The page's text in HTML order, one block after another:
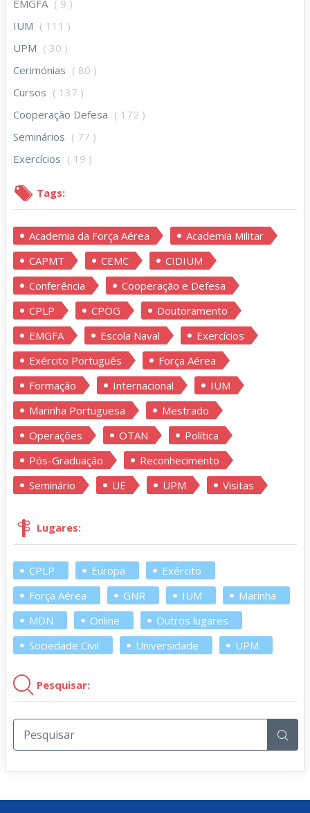
EMGFA ( 9 )
IUM ( 111 )
UPM ( 30 )
Cerimónias ( 80 )
Cursos ( 137 )
Cooperação Defesa ( 172 )
Seminários ( 77 )
Exercícios ( 19 )
Tags:
Academia da Força Aérea
Academia Militar
CAPMT
CEMC
CIDIUM
Conferência
Cooperação e Defesa
CPLP
CPOG
Doutoramento
EMGFA
Escola Naval
Exercícios
Exército Português
Força Aérea
Formação
Internacional
IUM
Marinha Portuguesa
Mestrado
Operações
OTAN
Política
Pós-Graduação
Reconhecimento
Seminário
UE UPM Visitas
Lugares:
CPLP Europa
Exército
Força Aérea
GNR IUM
Marinha
MDN
Online
Outros lugares
Sociedade Civil
Universidade UPM
Pesquisar: